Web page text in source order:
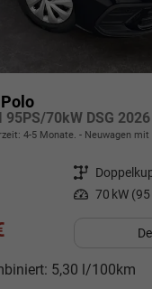
95PS/70kW DSG 2026
4-5 Monate. Neuwagen
Getriebe
Leistung 70 kW (95
5,30 l/100km